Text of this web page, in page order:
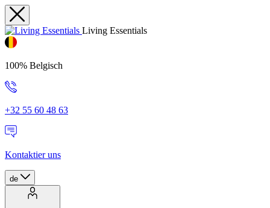
Living Essentials
100% Belgisch
+32 55 60 48 63
Kontaktier uns
de